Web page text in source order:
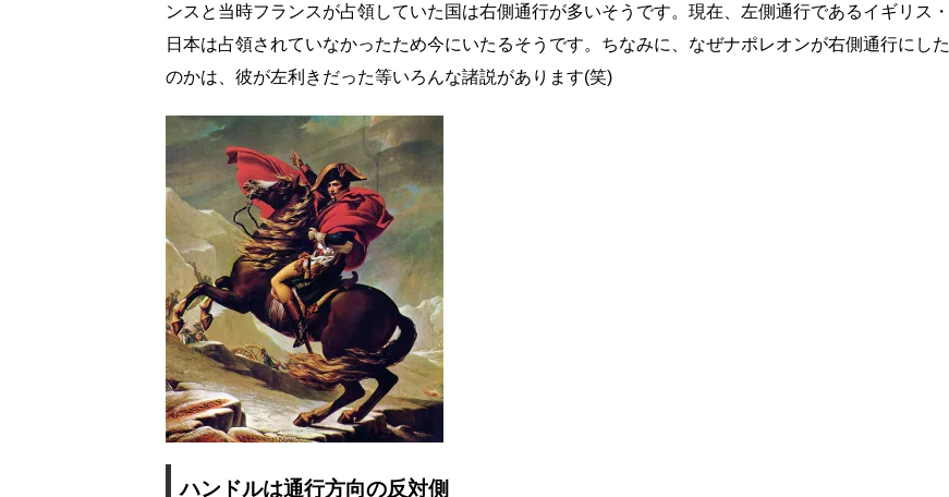
ンスと当時フランスが占領していた国は右側通行が多いそうです。現在、左側通行であるイギリス・
日本は占領されていなかったため今にいたるそうです。ちなみに、なぜナポレオンが右側通行にした
のかは、彼が左利きだった等いろんな諸説があります(笑)
ハンドルは通行方向の反対側